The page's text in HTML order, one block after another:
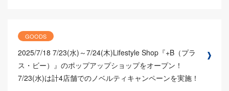
GOODS
2025/7/18 7/23(水)～7/24(木)Lifestyle Shop『+B（プラ
ス・ビー）』のポップアップショップをオープン！
7/23(水)は計4店舗でのノベルティキャンペーンを実施！